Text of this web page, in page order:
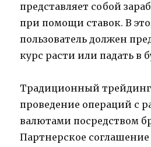
представляет собой
при помощи ставок. В
пользователь должен
курс расти или падать в
Традиционный трейдинг
проведение операций с
валютами посредством
Партнерское соглашение